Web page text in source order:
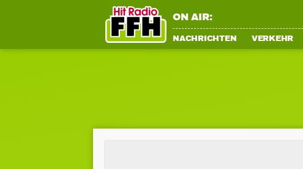
ON AIR:
NACHRICHTEN VERKEHR